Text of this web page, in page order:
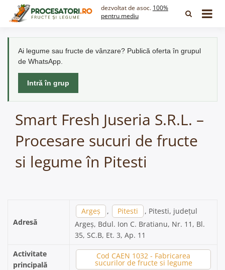
dezvoltat de asoc. 100%
pentru mediu
Ai legume sau fructe de vânzare? Publică oferta în grupul
de WhatsApp.
Intră în grup
Smart Fresh Juseria S.R.L. –
Procesare sucuri de fructe
si legume în Pitesti
Adresă
Argeș , Pitesti
, Pitesti, județul
Argeș, Bdul. Ion C. Bratianu, Nr. 11, Bl.
35, SC.B, Et. 3, Ap. 11
Activitate
principală
Cod CAEN 1032 - Fabricarea
sucurilor de fructe si legume